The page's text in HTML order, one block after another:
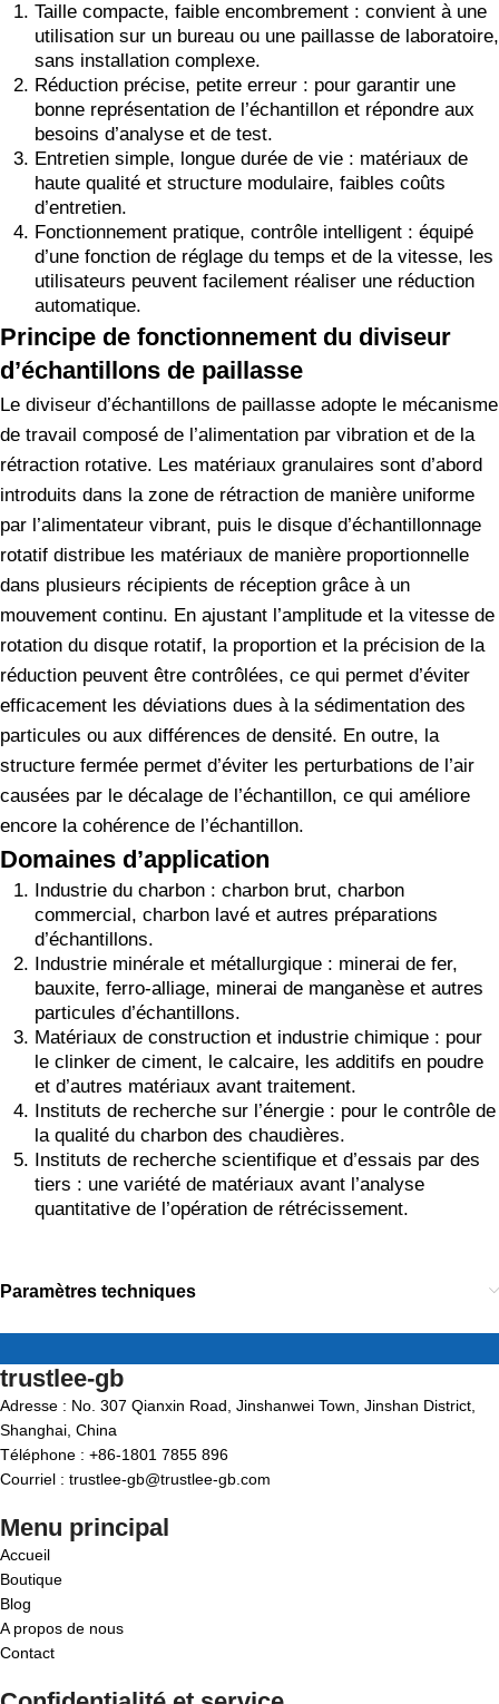
Taille compacte, faible encombrement : convient à une
utilisation sur un bureau ou une paillasse de laboratoire,
sans installation complexe.
Réduction précise, petite erreur : pour garantir une
bonne représentation de l’échantillon et répondre aux
besoins d’analyse et de test.
Entretien simple, longue durée de vie : matériaux de
haute qualité et structure modulaire, faibles coûts
d’entretien.
Fonctionnement pratique, contrôle intelligent : équipé
d’une fonction de réglage du temps et de la vitesse, les
utilisateurs peuvent facilement réaliser une réduction
automatique.
Principe de fonctionnement du diviseur
d’échantillons de paillasse
Le diviseur d’échantillons de paillasse adopte le mécanisme
de travail composé de l’alimentation par vibration et de la
rétraction rotative. Les matériaux granulaires sont d’abord
introduits dans la zone de rétraction de manière uniforme
par l’alimentateur vibrant, puis le disque d’échantillonnage
rotatif distribue les matériaux de manière proportionnelle
dans plusieurs récipients de réception grâce à un
mouvement continu. En ajustant l’amplitude et la vitesse de
rotation du disque rotatif, la proportion et la précision de la
réduction peuvent être contrôlées, ce qui permet d’éviter
efficacement les déviations dues à la sédimentation des
particules ou aux différences de densité. En outre, la
structure fermée permet d’éviter les perturbations de l’air
causées par le décalage de l’échantillon, ce qui améliore
encore la cohérence de l’échantillon.
Domaines d’application
Industrie du charbon : charbon brut, charbon
commercial, charbon lavé et autres préparations
d’échantillons.
Industrie minérale et métallurgique : minerai de fer,
bauxite, ferro-alliage, minerai de manganèse et autres
particules d’échantillons.
Matériaux de construction et industrie chimique : pour
le clinker de ciment, le calcaire, les additifs en poudre
et d’autres matériaux avant traitement.
Instituts de recherche sur l’énergie : pour le contrôle de
la qualité du charbon des chaudières.
Instituts de recherche scientifique et d’essais par des
tiers : une variété de matériaux avant l’analyse
quantitative de l’opération de rétrécissement.
Paramètres techniques
trustlee-gb
Adresse : No. 307 Qianxin Road, Jinshanwei Town, Jinshan District,
Shanghai, China
Téléphone : +86-1801 7855 896
Courriel : trustlee-gb@trustlee-gb.com
Menu principal
Accueil
Boutique
Blog
A propos de nous
Contact